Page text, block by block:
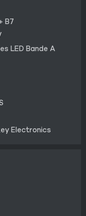
B7
LED Bande A
Electronics